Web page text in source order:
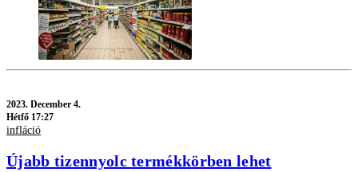
2023. December 4.
Hétfő 17:27
infláció
Újabb tizennyolc termékkörben lehet